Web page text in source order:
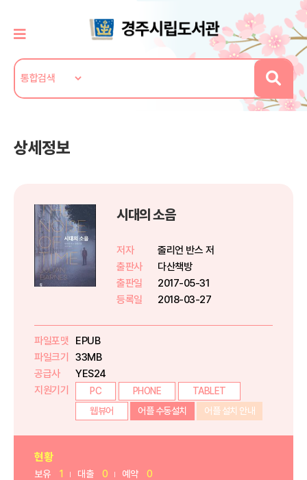
상세정보
시대의 소음
저자
줄리언 반스 저
출판사
다산책방
출판일
2017-05-31
등록일
2018-03-27
파일포맷
EPUB
파일크기
33MB
공급사
YES24
지원기기
PC PHONE
TABLET
웹뷰어
어플 수동설치 어플 설치 안내
현황
보유 1 대출 0 예약 0